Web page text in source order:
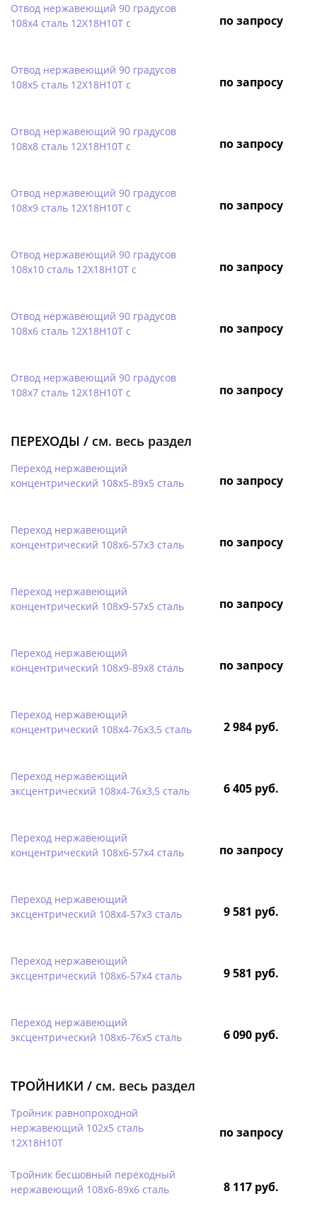
Отвод нержавеющий 90 градусов
108х4 сталь 12Х18Н10Т с
по запросу
Отвод нержавеющий 90 градусов
108х5 сталь 12Х18Н10Т с
по запросу
Отвод нержавеющий 90 градусов
108х8 сталь 12Х18Н10Т с
по запросу
Отвод нержавеющий 90 градусов
108х9 сталь 12Х18Н10Т с
по запросу
Отвод нержавеющий 90 градусов
108х10 сталь 12Х18Н10Т с
по запросу
Отвод нержавеющий 90 градусов
108х6 сталь 12Х18Н10Т с
по запросу
Отвод нержавеющий 90 градусов
108х7 сталь 12Х18Н10Т с
по запросу
ПЕРЕХОДЫ / см. весь раздел
Переход нержавеющий
концентрический 108х5-89х5 сталь
по запросу
Переход нержавеющий
концентрический 108х6-57х3 сталь
по запросу
Переход нержавеющий
концентрический 108х9-57х5 сталь
по запросу
Переход нержавеющий
концентрический 108х9-89х8 сталь
по запросу
Переход нержавеющий
концентрический 108х4-76х3,5 сталь
2 984 руб.
Переход нержавеющий
эксцентрический 108х4-76х3,5 сталь
6 405 руб.
Переход нержавеющий
концентрический 108х6-57х4 сталь
по запросу
Переход нержавеющий
эксцентрический 108х4-57х3 сталь
9 581 руб.
Переход нержавеющий
эксцентрический 108х6-57х4 сталь
9 581 руб.
Переход нержавеющий
эксцентрический 108х6-76х5 сталь
6 090 руб.
ТРОЙНИКИ / см. весь раздел
Тройник равнопроходной
нержавеющий 102х5 сталь
12Х18Н10Т
по запросу
Тройник бесшовный переходный
нержавеющий 108х6-89х6 сталь
8 117 руб.